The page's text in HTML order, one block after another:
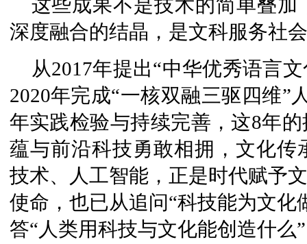
这些成果不是技术的简单叠
深度融合的结晶，是文科服务社
从2017年提出“中华优秀语言
2020年完成“一核双融三驱四维”
年实践检验与持续完善，这8年
蕴与前沿科技勇敢相拥，文化
技术、人工智能，正是时代赋予
使命，也已从追问“科技能为文
答“人类用科技与文化能创造什么